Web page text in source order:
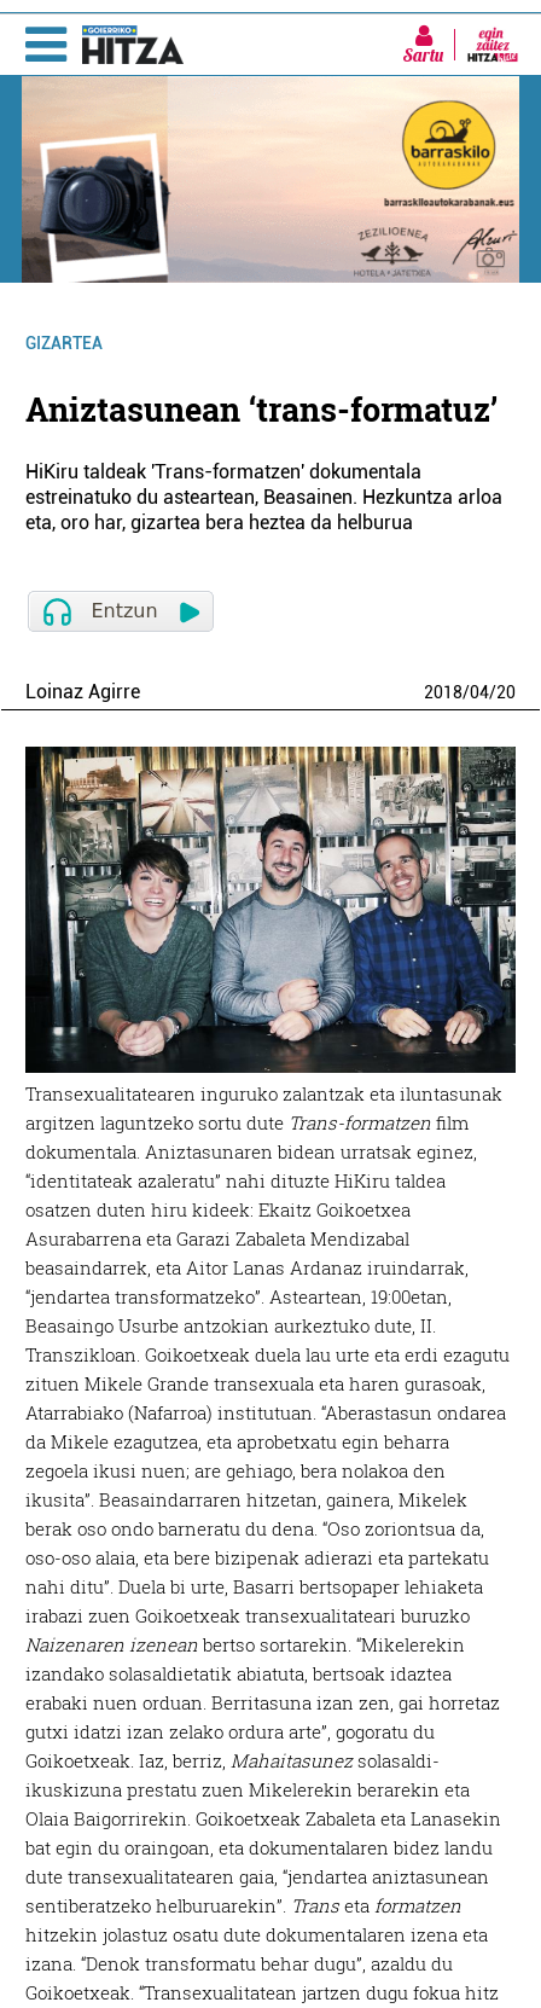
Sartu
GIZARTEA
Aniztasunean ‘trans-formatuz’
HiKiru taldeak 'Trans-formatzen' dokumentala
estreinatuko du asteartean, Beasainen. Hezkuntza arloa
eta, oro har, gizartea bera heztea da helburua
Loinaz Agirre 2018/04/20
Transexualitatearen inguruko zalantzak eta iluntasunak
argitzen laguntzeko sortu dute Trans-formatzen film
dokumentala. Aniztasunaren bidean urratsak eginez,
“identitateak azaleratu” nahi dituzte HiKiru taldea
osatzen duten hiru kideek: Ekaitz Goikoetxea
Asurabarrena eta Garazi Zabaleta Mendizabal
beasaindarrek, eta Aitor Lanas Ardanaz iruindarrak,
“jendartea transformatzeko”. Asteartean, 19:00etan,
Beasaingo Usurbe antzokian aurkeztuko dute, II.
Transzikloan. Goikoetxeak duela lau urte eta erdi ezagutu
zituen Mikele Grande transexuala eta haren gurasoak,
Atarrabiako (Nafarroa) institutuan. “Aberastasun ondarea
da Mikele ezagutzea, eta aprobetxatu egin beharra
zegoela ikusi nuen; are gehiago, bera nolakoa den
ikusita”. Beasaindarraren hitzetan, gainera, Mikelek
berak oso ondo barneratu du dena. “Oso zoriontsua da,
oso-oso alaia, eta bere bizipenak adierazi eta partekatu
nahi ditu”. Duela bi urte, Basarri bertsopaper lehiaketa
irabazi zuen Goikoetxeak transexualitateari buruzko
Naizenaren izenean bertso sortarekin. “Mikelerekin
izandako solasaldietatik abiatuta, bertsoak idaztea
erabaki nuen orduan. Berritasuna izan zen, gai horretaz
gutxi idatzi izan zelako ordura arte”, gogoratu du
Goikoetxeak. Iaz, berriz,Mahaitasunezsolasaldi-
ikuskizuna prestatu zuen Mikelerekin berarekin eta
Olaia Baigorrirekin. Goikoetxeak Zabaleta eta Lanasekin
bat egin du oraingoan, eta dokumentalaren bidez landu
dute transexualitatearen gaia, “jendartea aniztasunean
sentiberatzeko helburuarekin”. Trans etaformatzen
hitzekin jolastuz osatu dute dokumentalaren izena eta
izana. “Denok transformatu behar dugu”, azaldu du
Goikoetxeak. “Transexualitatean jartzen dugu fokua hitz